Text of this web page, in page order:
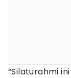
“Silaturahmi